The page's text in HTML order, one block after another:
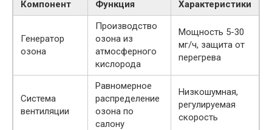
Компонент Функция Характеристики
Генератор
озона
Производство
озона из
атмосферного
кислорода
Мощность 5-30
мг/ч, защита от
перегрева
Система
вентиляции
Равномерное
распределение
озона по
салону
Низкошумная,
регулируемая
скорость